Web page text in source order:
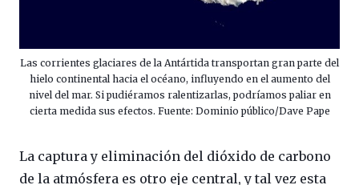
Las corrientes glaciares de la Antártida transportan gran parte del
hielo continental hacia el océano, influyendo en el aumento del
nivel del mar. Si pudiéramos ralentizarlas, podríamos paliar en
cierta medida sus efectos. Fuente: Dominio público/Dave Pape
La captura y eliminación del dióxido de carbono
de la atmósfera es otro eje central, y tal vez esta